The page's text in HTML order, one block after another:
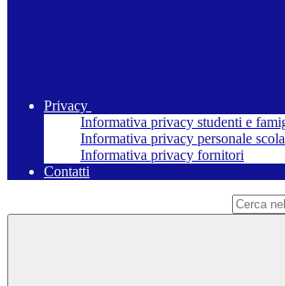
Privacy
Informativa privacy studenti e
Informativa privacy personale
Informativa privacy fornitori
Contatti